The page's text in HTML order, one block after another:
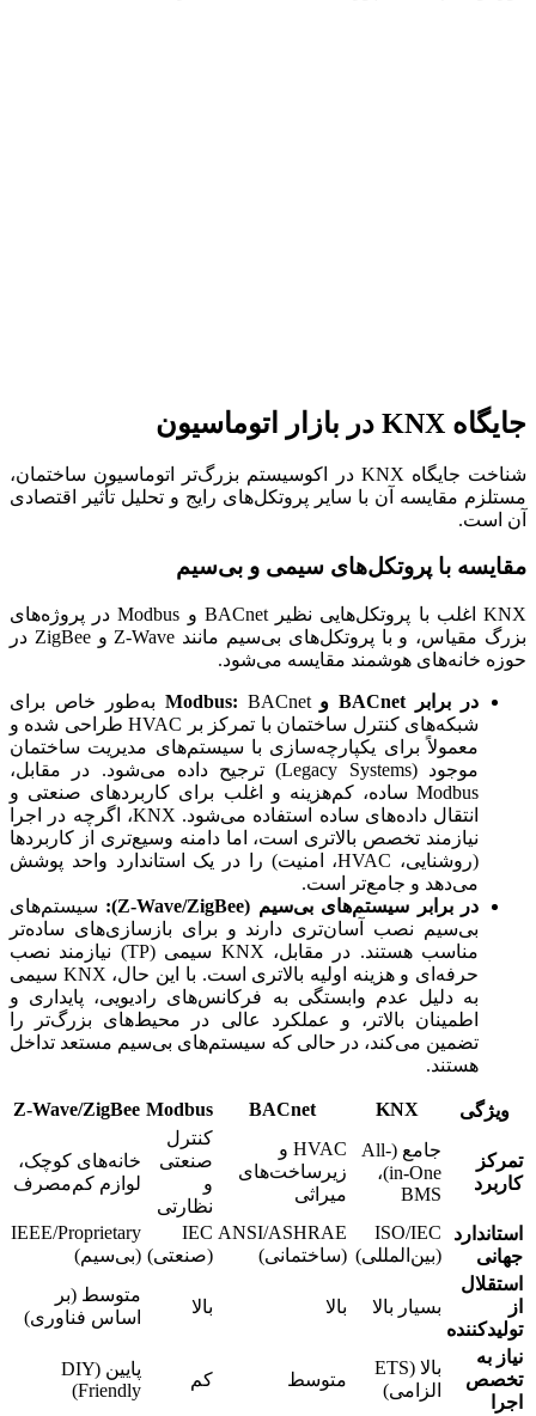
جایگاه KNX در بازار اتوماسیون
شناخت جایگاه KNX در اکوسیستم بزرگ‌تر اتوماسیون ساختمان،
مستلزم مقایسه آن با سایر پروتکل‌های رایج و تحلیل تأثیر اقتصادی
آن است.
مقایسه با پروتکل‌های سیمی و بی‌سیم
KNX اغلب با پروتکل‌هایی نظیر BACnet و Modbus در پروژه‌های
بزرگ مقیاس، و با پروتکل‌های بی‌سیم مانند Z-Wave و ZigBee در
حوزه خانه‌های هوشمند مقایسه می‌شود.
در برابر BACnet و Modbus:
BACnet به‌طور خاص برای
شبکه‌های کنترل ساختمان با تمرکز بر HVAC طراحی شده و
معمولاً برای یکپارچه‌سازی با سیستم‌های مدیریت ساختمان
موجود (Legacy Systems) ترجیح داده می‌شود. در مقابل،
Modbus ساده، کم‌هزینه و اغلب برای کاربردهای صنعتی و
انتقال داده‌های ساده استفاده می‌شود. KNX، اگرچه در اجرا
نیازمند تخصص بالاتری است، اما دامنه وسیع‌تری از کاربردها
(روشنایی، HVAC، امنیت) را در یک استاندارد واحد پوشش
می‌دهد و جامع‌تر است.
در برابر سیستم‌های بی‌سیم (Z-Wave/ZigBee):
سیستم‌های
بی‌سیم نصب آسان‌تری دارند و برای بازسازی‌های ساده‌تر
مناسب هستند. در مقابل، KNX سیمی (TP) نیازمند نصب
حرفه‌ای و هزینه اولیه بالاتری است. با این حال، KNX سیمی
به دلیل عدم وابستگی به فرکانس‌های رادیویی، پایداری و
اطمینان بالاتر، و عملکرد عالی در محیط‌های بزرگ‌تر را
تضمین می‌کند، در حالی که سیستم‌های بی‌سیم مستعد تداخل
هستند.
ویژگی KNX
BACnet
Modbus
Z-Wave/ZigBee
تمرکز
کاربرد
جامع (All-
in-One)،
BMS
HVAC و
زیرساخت‌های
میراثی
کنترل
صنعتی
و
نظارتی
خانه‌های کوچک،
لوازم کم‌مصرف
استاندارد
جهانی
ISO/IEC
(بین‌المللی)
ANSI/ASHRAE
(ساختمانی)
IEC
(صنعتی)
IEEE/Proprietary
(بی‌سیم)
استقلال
از
تولیدکننده
بسیار بالا بالا بالا
متوسط (بر
اساس فناوری)
نیاز به
تخصص
اجرا
بالا (ETS
الزامی)
متوسط کم
پایین (DIY
Friendly)